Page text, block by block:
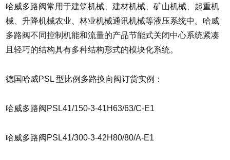
哈威多路阀常用于建筑机械、建材机械、矿山机械、起重机
械、升降机械农业、林业机械通讯机械等液压系统中。哈威
多路阀不同控制机能和流量的产品节能式关闭中心系统紧凑
且轻巧的结构具有多种结构形式的模块化系统。
德国哈威PSL 型比例多路换向阀订货实例：
哈威多路阀PSL41/150-3-41H63/63/C-E1
哈威多路阀PSL41/300-3-42H80/80/A-E1